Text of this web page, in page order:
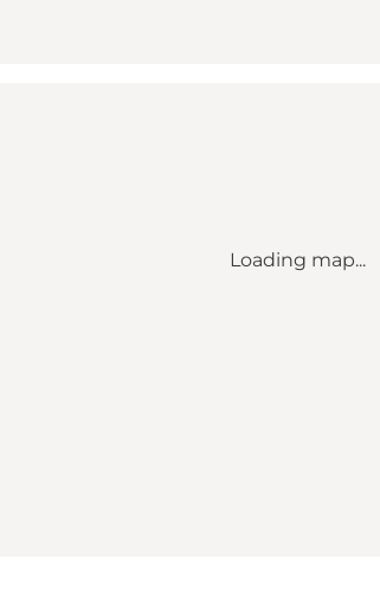
Loading map...